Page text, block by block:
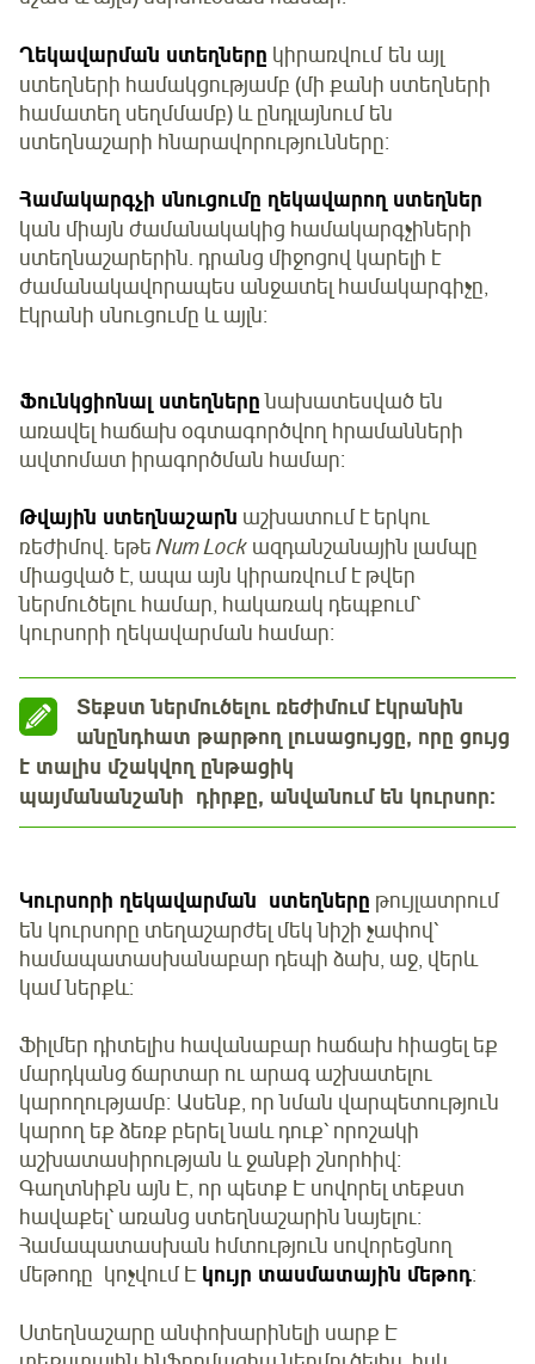
Ղեկավարման ստեղները կիրառվում են այլ
ստեղների համակցությամբ (մի քանի ստեղների
համատեղ սեղմմամբ) և ընդլայնում են
ստեղնաշարի հնարավորությունները։
Համակարգչի սնուցումը ղեկավարող ստեղներ
կան միայն ժամանակակից համակարգչիների
ստեղնաշարերին. դրանց միջոցով կարելի է
ժամանակավորապես անջատել համակարգիչը,
էկրանի սնուցումը և այլն։
Ֆունկցիոնալ ստեղներընախատեսված են
առավել հաճախ օգտագործվող հրամանների
ավտոմատ իրագործման համար։
Թվային ստեղնաշարն աշխատում է երկու
ռեժիմով. եթեNum Lock ազդանշանային լամպը
միացված է, ապա այն կիրառվում է թվեր
ներմուծելու համար, հակառակ դեպքում՝
կուրսորի ղեկավարման համար։
Տեքստ ներմուծելու ռեժիմում էկրանին
անընդհատ թարթող լուսացույցը, որը ցույց
է տալիս մշակվող ընթացիկ
պայմանանշանի դիրքը, անվանում են կուրսոր։
Կուրսորի ղեկավարման ստեղները թույլատրում
են կուրսորը տեղաշարժել մեկ նիշի չափով՝
համապատասխանաբար դեպի ձախ, աջ, վերև
կամ ներքև։
Ֆիլմեր դիտելիս հավանաբար հաճախ հիացել եք
մարդկանց ճարտար ու արագ աշխատելու
կարողությամբ։ Ասենք, որ նման վարպետություն
կարող եք ձեռք բերել նաև դուք՝ որոշակի
աշխատասիրության և ջանքի շնորհիվ։
Գաղտնիքն այն Է, որ պետք Է սովորել տեքստ
հավաքել՝ առանց ստեղնաշարին նայելու։
Համապատասխան հմտություն սովորեցնող
մեթոդը կոչվում Է կույր տասմատային մեթոդ։
Ստեղնաշարը անփոխարինելի սարք Է